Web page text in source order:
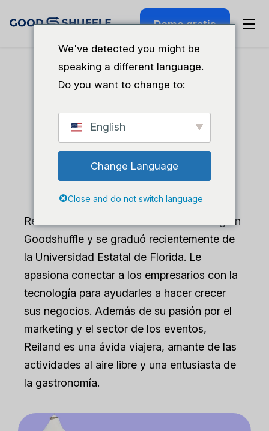
Demo gratis
Reiland Brown
Reiland Brown es asociada de marketing en
Goodshuffle y se graduó recientemente de
la Universidad Estatal de Florida. Le
apasiona conectar a los empresarios con la
tecnología para ayudarles a hacer crecer
sus negocios. Además de su pasión por el
marketing y el sector de los eventos,
Reiland es una ávida viajera, amante de las
actividades al aire libre y una entusiasta de
la gastronomía.
We've detected you might be
speaking a different language.
Do you want to change to:
English
Change Language
Close and do not switch language